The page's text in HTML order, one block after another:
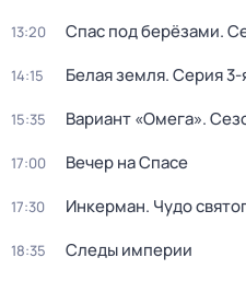
13:20 Спас под берёзами.
14:15 Белая земля. Серия 3-
15:35 Вариант «Омега».
17:00 Вечер на Спасе
17:30 Инкерман. Чудо
18:35 Следы империи